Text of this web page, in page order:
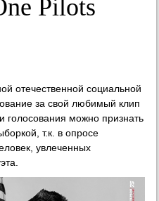
Pilots
отечественной социальной
за свой любимый клип
голосования можно признать
т.к. в опросе
увлеченных